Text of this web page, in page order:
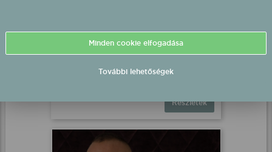
Csocsesz élő koncert
Elek, Elek
2026.08.02 18:00 UTC+2
Részletek
Minden cookie elfogadása
További lehetőségek